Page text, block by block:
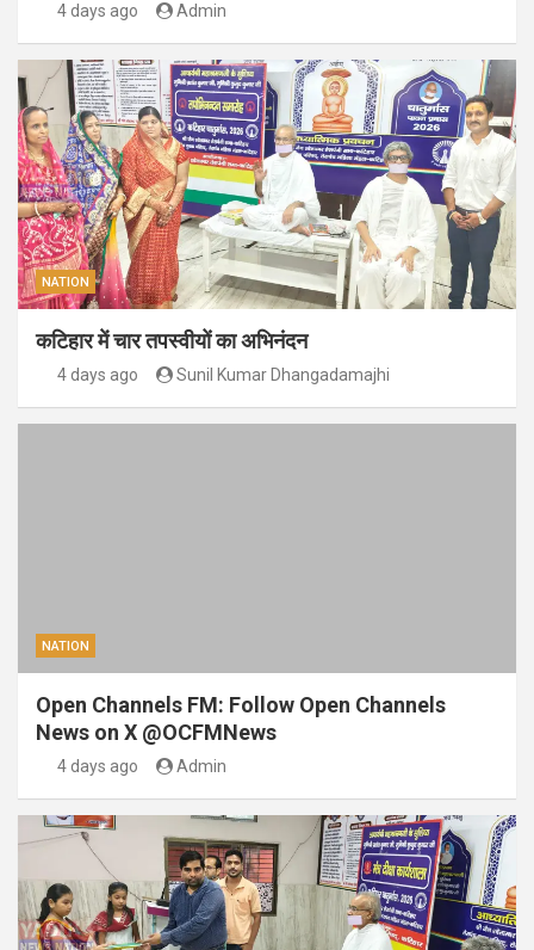
4 days ago Admin
NATION
कटिहार में चार तपस्वीयों का अभिनंदन
4 days ago Sunil Kumar Dhangadamajhi
NATION
Open Channels FM: Follow Open Channels
News on X @OCFMNews
4 days ago Admin